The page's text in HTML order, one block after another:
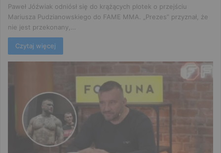
Paweł Jóźwiak odniósł się do krążących plotek o przejściu
Mariusza Pudzianowskiego do FAME MMA. „Prezes” przyznał, że
nie jest przekonany,…
Czytaj więcej